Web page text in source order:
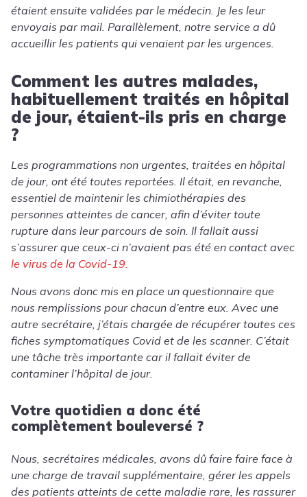
étaient ensuite validées par le médecin. Je les leur
envoyais par mail. Parallèlement, notre service a dû
accueillir les patients qui venaient par les urgences.
Comment les autres malades,
habituellement traités en hôpital
de jour, étaient-ils pris en charge
?
Les programmations non urgentes, traitées en hôpital
de jour, ont été toutes reportées. Il était, en revanche,
essentiel de maintenir les chimiothérapies des
personnes atteintes de cancer, afin d’éviter toute
rupture dans leur parcours de soin. Il fallait aussi
s’assurer que ceux-ci n’avaient pas été en contact avec
le virus de la Covid-19.
Nous avons donc mis en place un questionnaire que
nous remplissions pour chacun d’entre eux. Avec une
autre secrétaire, j’étais chargée de récupérer toutes ces
fiches symptomatiques Covid et de les scanner. C’était
une tâche très importante car il fallait éviter de
contaminer l’hôpital de jour.
Votre quotidien a donc été
complètement bouleversé ?
Nous, secrétaires médicales, avons dû faire faire face à
une charge de travail supplémentaire, gérer les appels
des patients atteints de cette maladie rare, les rassurer